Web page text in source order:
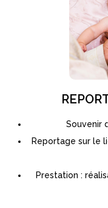
Souvenir
Reportage sur le
Prestation :